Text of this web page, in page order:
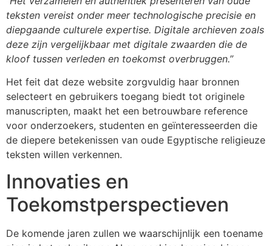
teksten vereist onder meer technologische precisie en
diepgaande culturele expertise. Digitale archieven zoals
deze zijn vergelijkbaar met digitale zwaarden die de
kloof tussen verleden en toekomst overbruggen.”
Het feit dat deze website zorgvuldig haar bronnen
selecteert en gebruikers toegang biedt tot originele
manuscripten, maakt het een betrouwbare reference
voor onderzoekers, studenten en geïnteresseerden die
de diepere betekenissen van oude Egyptische religieuze
teksten willen verkennen.
Innovaties en
Toekomstperspectieven
De komende jaren zullen we waarschijnlijk een toename